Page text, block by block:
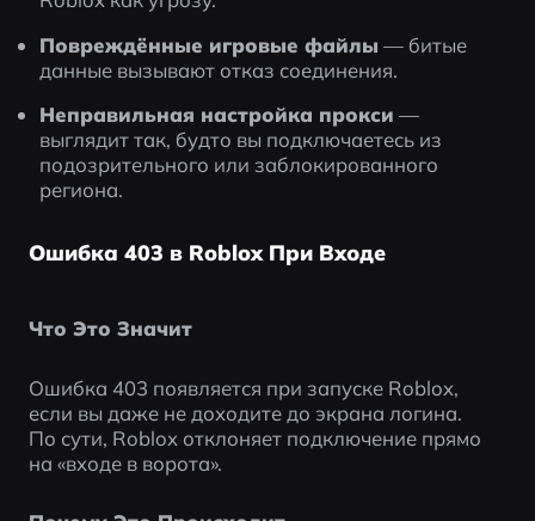
Повреждённые игровые файлы — битые
данные вызывают отказ соединения.
Неправильная настройка прокси —
выглядит так, будто вы подключаетесь из
подозрительного или заблокированного
региона.
Ошибка 403 в Roblox При Входе
Что Это Значит
Ошибка 403 появляется при запуске Roblox,
если вы даже не доходите до экрана логина.
По сути, Roblox отклоняет подключение прямо
на «входе в ворота».